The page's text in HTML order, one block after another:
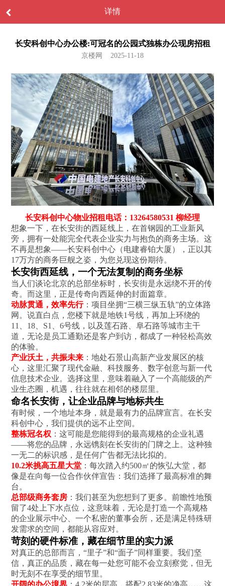
详情
长安科创中心办公楼:可冠名的公园式独栋办公现房招租
京楼网 2025-11-18
长安科创中心物业招租电话：13264580531 柳经理
想象一下，在长安街的西延线上，在首钢园的工业新风
旁，拥有一处能完全代表企业实力与抱负的商务主场。这
不再是想象——长安科创中心（电建睿铂大厦），正以其
17万方的商务巨舰之姿，为您兑现这份期待。
长安街西延线，一个无法复制的商务坐标
当人们谈论北京的总部坐标时，长安街是永远绕不开的传
奇。而这里，正是传奇向西延伸的封面篇章。
动脉贯通，效率先行：项目坐拥“三横三纵五轨”的立体路
网。说直白点，您楼下就是地铁1号线，再加上环绕的
11、18、S1、6号线，以及莲石路、阜石路等城市主干
道，无论是员工通勤还是客户到访，都成了一种轻松高效
的体验。
产业沃土，共振未来 ：地处石景山高新产业发展区的核
心，这里汇聚了现代金融、科技服务、数字创意与新一代
信息技术企业。选择这里，意味着融入了一个高能级的产
业生态圈，机遇，往往就在相邻的楼层里。
命名长安街，让企业品牌与地标共生
有时候，一个地址本身，就是最有力的品牌宣言。在长安
科创中心，我们提供的远不止空间。
整栋冠名权 ：这可能是您能得到的最高规格的企业礼遇
——将您的品牌，永远镌刻在长安街的门牌之上。这种独
一无二的标识感，是任何广告都无法比拟的。
10.2米挑高五星大堂 ：每次踏入约500㎡的恢弘大堂，都
像是在向每一位合作伙伴宣告：我们选择了最高标准的舞
台。
总部级商务套房 ：我们甚至为您想到了更多。前瞻性地预
留了4处上下水点位，这意味着，无论是打造一个高规格
的企业展示中心、一个私密的董事会所，还是满足特殊研
发需求的空间，都能从容应对。
苛刻的硬件标准，藏在细节里的实力派
对真正的总部而言，“里子”和“面子”同样重要。我们坚
信，真正的品质，藏在每一处您可能不会立刻察觉，但无
时无刻不在享受的细节里。